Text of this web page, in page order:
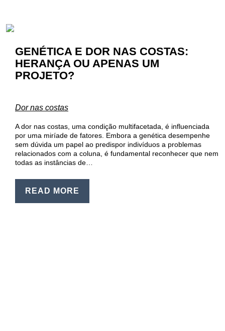
GENÉTICA E DOR NAS COSTAS:
HERANÇA OU APENAS UM
PROJETO?
Dor nas costas
A dor nas costas, uma condição multifacetada, é influenciada
por uma miríade de fatores. Embora a genética desempenhe
sem dúvida um papel ao predispor indivíduos a problemas
relacionados com a coluna, é fundamental reconhecer que nem
todas as instâncias de…
READ MORE